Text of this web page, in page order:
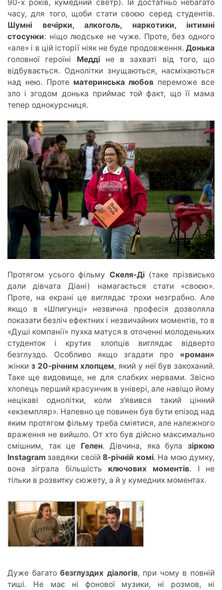
90-х років, кумедний светр). Їй достатньо небагато
часу, для того, щоби стати своєю серед студентів.
Шумні вечірки, алкоголь, наркотики, інтимні
стосунки: ніщо людське не чуже. Проте, без одного
«але» і в цій історії ніяк не буде продовження. Донька
головної героїні Меддіне в захваті від того, що
відбувається. Однолітки знущаються, насміхаються
над нею. Проте материнська любов переможе все
зло і згодом донька приймає той факт, що її мама
тепер однокурсниця.
Протягом усьогофільму Скеля-Ді(таке прізвисько
дали дівчата Діані) намагається стати «своєю».
Проте, на екрані це виглядає трохи незграбно. Але
якщо в «Шпигунці» незвична професія дозволяла
показати безліч ефектних і незвичайних моментів, то в
«Душі компанії» пухка матуся в оточенні молоденьких
студенток і крутих хлопців виглядає відверто
безглуздо. Особливо якщо згадати про «роман»
жінки з 20-річним хлопцем, який у неї був закоханий.
Таке ще видовище, не для слабких нервами. Звісно
хлопець перший красунчик в універі, але навіщо йому
нецікаві однолітки, коли з’явився такий цінний
«екземпляр». Напевно це повинен був бути епізод над
яким протягом фільму треба сміятися, але належного
враження не вийшло. От хто був дійсно максимально
смішним, так це Гелен. Дівчина, яка булазіркою
Instagram завдяки своїй8-річній комі. На моюдумку,
вона зіграла більшість ключових моментів. І не
тільки в розвитку сюжету, а й у кумедних моментах.
Дуже багатобезглуздих діалогів, при чому в повній
тиші. Не має ні фонової музики, ні розмов, ні